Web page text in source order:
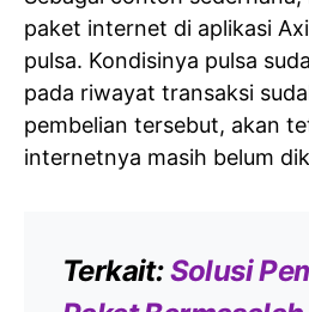
paket internet di aplikasi
pulsa. Kondisinya pulsa
pada riwayat transaksi
pembelian tersebut, akan
internetnya masih belum
Terkait:Solusi